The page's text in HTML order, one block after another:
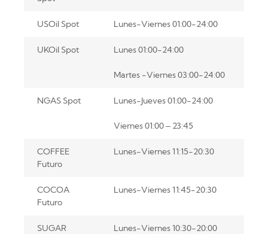
USOil Spot Lunes-Viernes 01:00-24:00
UKOil Spot Lunes 01:00-24:00
Martes -Viernes 03:00-24:00
NGAS Spot Lunes-Jueves 01:00-24:00
Viernes 01:00 – 23:45
COFFEE
Futuro
Lunes-Viernes 11:15-20:30
COCOA
Futuro
Lunes-Viernes 11:45-20:30
SUGAR
Lunes-Viernes 10:30-20:00